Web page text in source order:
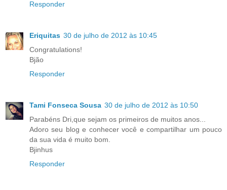
Responder
Eriquitas 30 de julho de 2012 às 10:45
Congratulations!
Bjão
Responder
Tami Fonseca Sousa 30 de julho de 2012 às 10:50
Parabéns Dri,que sejam os primeiros de muitos anos...
Adoro seu blog e conhecer você e compartilhar um pouco
da sua vida é muito bom.
Bjinhus
Responder